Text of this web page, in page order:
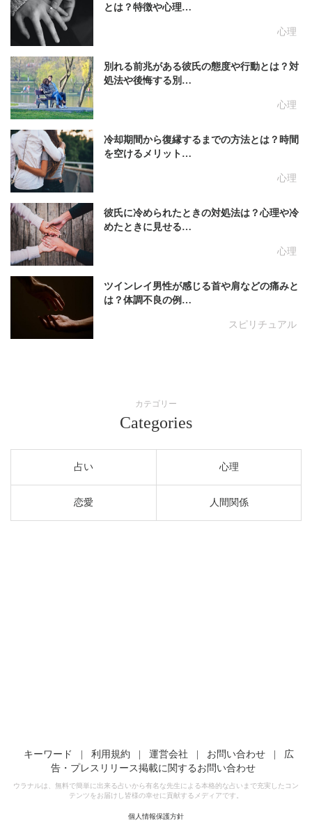
心理
とは？特徴や心理…
心理
別れる前兆がある彼氏の態度や行動とは？対
処法や後悔する別…
心理
冷却期間から復縁するまでの方法とは？時間
を空けるメリット…
心理
彼氏に冷められたときの対処法は？心理や冷
めたときに見せる…
スピリチュアル
ツインレイ男性が感じる首や肩などの痛みと
は？体調不良の例…
カテゴリー
Categories
占い 心理
恋愛 人間関係
キーワード | 利用規約 | 運営会社 | お問い合わせ |
広
告・プレスリリース掲載に関するお問い合わせ
ウラナルは、無料で簡単に出来る占いから有名な先生による本格的な占いまで充実したコン
テンツをお届けし皆様の幸せに貢献するメディアです。
個人情報保護方針